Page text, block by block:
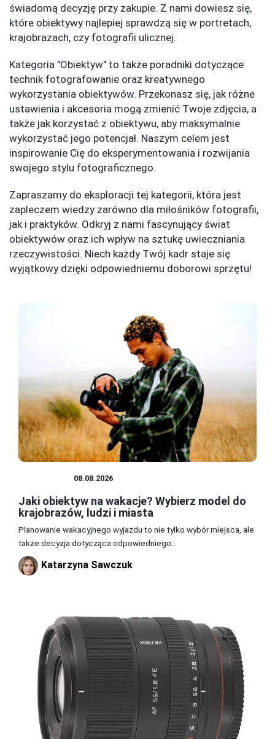
świadomą decyzję przy zakupie. Z nami dowiesz się,
które obiektywy najlepiej sprawdzą się w portretach,
krajobrazach, czy fotografii ulicznej.
Kategoria "Obiektyw" to także poradniki dotyczące
technik fotografowanie oraz kreatywnego
wykorzystania obiektywów. Przekonasz się, jak różne
ustawienia i akcesoria mogą zmienić Twoje zdjęcia, a
także jak korzystać z obiektywu, aby maksymalnie
wykorzystać jego potencjał. Naszym celem jest
inspirowanie Cię do eksperymentowania i rozwijania
swojego stylu fotograficznego.
Zapraszamy do eksploracji tej kategorii, która jest
zapleczem wiedzy zarówno dla miłośników fotografii,
jak i praktyków. Odkryj z nami fascynujący świat
obiektywów oraz ich wpływ na sztukę uwieczniania
rzeczywistości. Niech każdy Twój kadr staje się
wyjątkowy dzięki odpowiedniemu doborowi sprzętu!
08.08.2026
Jaki obiektyw na wakacje? Wybierz model do
krajobrazów, ludzi i miasta
Planowanie wakacyjnego wyjazdu to nie tylko wybór miejsca, ale
także decyzja dotycząca odpowiedniego...
Katarzyna Sawczuk